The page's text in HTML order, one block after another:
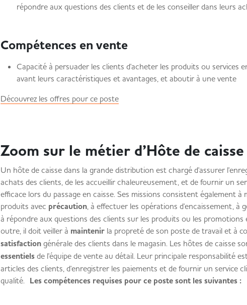
répondre aux questions des clients et de les conseiller dans leurs
Compétences en vente
Capacité à persuader les clients d'acheter les produits ou services
avant leurs caractéristiques et avantages, et aboutir à une vente
Découvrez les offres pour ce poste
Zoom sur le métier d’Hôte de
Un hôte de caisse dans la grande distribution est chargé d'assurer
achats des clients, de les accueillir chaleureusement, et de fournir un
efficace lors du passage en caisse. Ses missions consistent également à
produits avec précaution, à effectuer les opérations d'encaissement, à
à répondre aux questions des clients sur les produits ou les promotions
outre, il doit veiller à maintenir la propreté de son poste de travail et à
satisfaction générale des clients dans le magasin. Les hôtes de caisse
essentiels de l'équipe de vente au détail. Leur principale responsabilité
articles des clients, d'enregistrer les paiements et de fournir un service
qualité. Les compétences requises pour ce poste sont les suivantes :